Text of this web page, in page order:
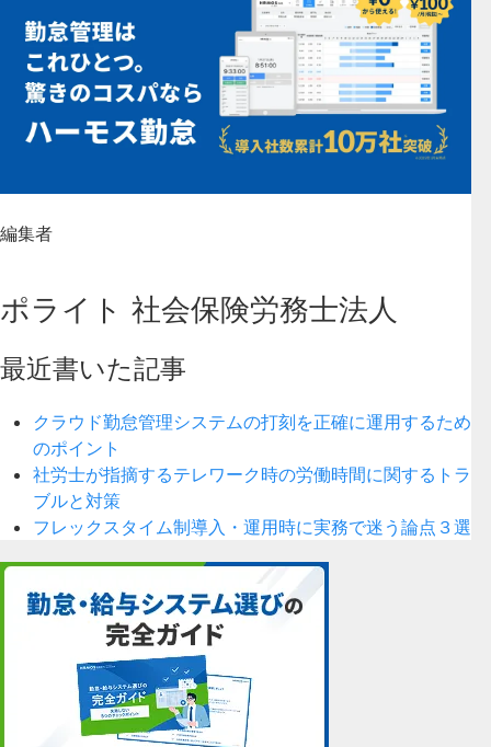
編集者
ポライト 社会保険労務士法人
最近書いた記事
クラウド勤怠管理システムの打刻を正確に運用するため
のポイント
社労士が指摘するテレワーク時の労働時間に関するトラ
ブルと対策
フレックスタイム制導入・運用時に実務で迷う論点３選